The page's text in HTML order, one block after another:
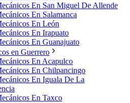
En San Miguel De Allende
En Salamanca
En León
En Irapuato
En Guanajuato
en Guerrero
En Acapulco
En Chilpancingo
En Iguala De La
En Taxco